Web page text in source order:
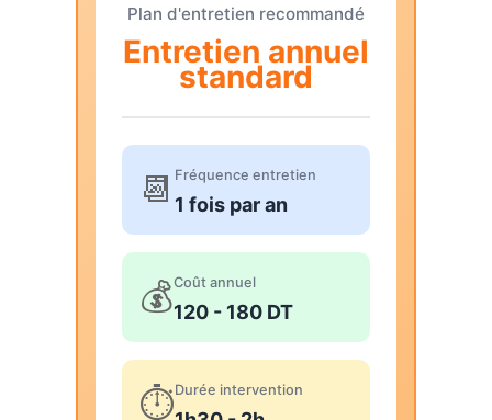
Plan d'entretien recommandé
Entretien annuel
standard
📆 Fréquence entretien
1 fois par an
💰Coût annuel
120 - 180 DT
⏱️Durée intervention